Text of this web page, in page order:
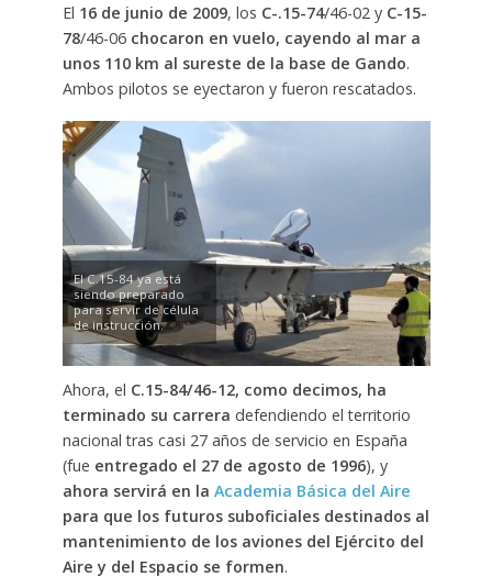
El 16 de junio de 2009, los C-.15-74/46-02 y C-15-
78/46-06 chocaron en vuelo, cayendo al mar a
unos 110 km al sureste de la base de Gando.
Ambos pilotos se eyectaron y fueron rescatados.
El C.15-84 ya está
siendo preparado
para servir de célula
de instrucción.
Ahora, el C.15-84/46-12, como decimos, ha
terminado su carrera defendiendo el territorio
nacional tras casi 27 años de servicio en España
(fue entregado el 27 de agosto de 1996), y
ahora servirá en la Academia Básica del Aire
para que los futuros suboficiales destinados al
mantenimiento de los aviones del Ejército del
Aire y del Espacio se formen.